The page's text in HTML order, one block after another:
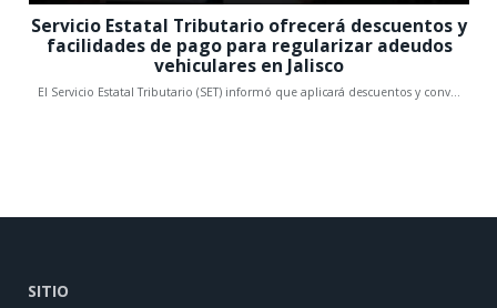
SITIO